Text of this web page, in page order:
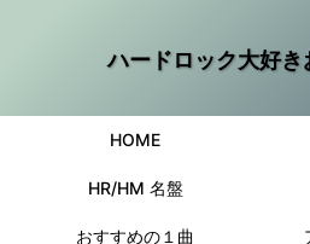
ハードロック大好き
HOME
HR/HM 名盤
おすすめの１曲